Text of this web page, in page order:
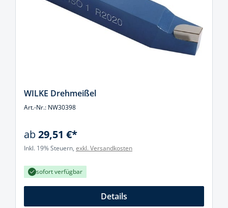
WILKE Drehmeißel
Art.-Nr.: NW30398
ab29,51 €*
Inkl. 19% Steuern, exkl. Versandkosten
sofort verfügbar
Details